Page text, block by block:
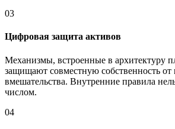
03
Цифровая защита активов
Механизмы, встроенные в архитектуру
защищают совместную собственность от
вмешательства. Внутренние правила
числом.
04